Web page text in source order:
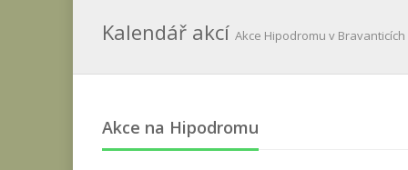
Kalendář akcí Akce Hipodromu v Bravanticích
Akce na Hipodromu